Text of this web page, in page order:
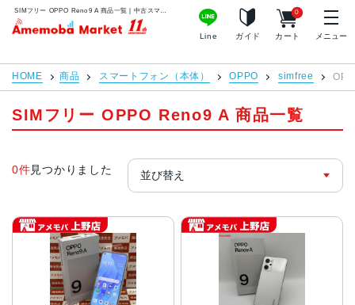
アメモバマーケット
Line ガイド カート
0
メニュー
HOME 商品 スマートフォン（本体） OPPO simfree
SIMフリー OPPO Reno9 A 商品一覧
0件見つかりました